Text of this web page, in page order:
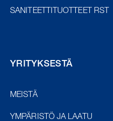
SANITEETTITUOTTEET RST
YRITYKSESTÄ
MEISTÄ
YMPÄRISTÖ JA LAATU